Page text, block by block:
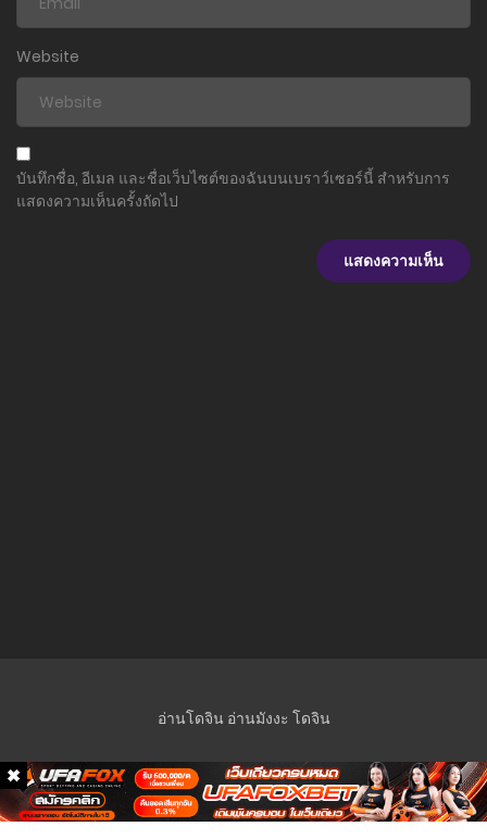
Website
บันทึกชื่อ, อีเมล และชื่อเว็บไซต์ของฉันบนเบราว์เซอร์นี้ สำหรับการ
แสดงความเห็นครั้งถัดไป
อ่านโดจิน อ่านมังงะ โดจิน
© 2023 Manga-Lc Inc. All rights reserved